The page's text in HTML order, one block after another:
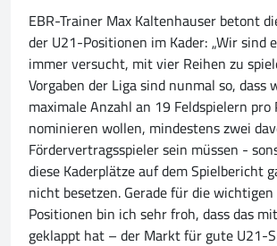
EBR-Trainer Max Kaltenhauser betont
der U21-Positionen im Kader: „Wir sind
immer versucht, mit vier Reihen zu
Vorgaben der Liga sind nunmal so, dass
maximale Anzahl an 19 Feldspielern
nominieren wollen, mindestens zwei
Fördervertragsspieler sein müssen -
diese Kaderplätze auf dem Spielbericht
nicht besetzen. Gerade für die
Positionen bin ich sehr froh, dass das
geklappt hat – der Markt für gute U21-